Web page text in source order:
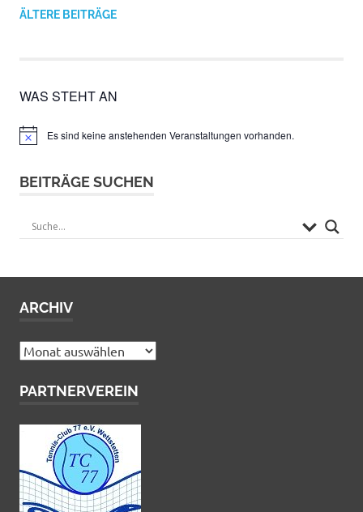
ÄLTERE BEITRÄGE
WAS STEHT AN
HinweisEs sind keine anstehenden Veranstaltungen vorhanden.
BEITRÄGE SUCHEN
ARCHIV
Archiv
PARTNERVEREIN